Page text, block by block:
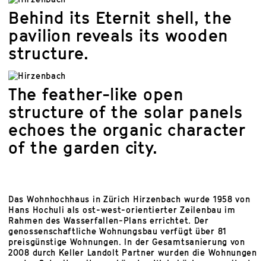
Behind its Eternit shell, the
pavilion reveals its wooden
structure.
The feather-like open
structure of the solar panels
echoes the organic character
of the garden city.
Das Wohnhochhaus in Zürich Hirzenbach wurde 1958 von
Hans Hochuli als ost-west-orientierter Zeilenbau im
Rahmen des Wasserfallen-Plans errichtet. Der
genossenschaftliche Wohnungsbau verfügt über 81
preisgünstige Wohnungen. In der Gesamtsanierung von
2008 durch Keller Landolt Partner wurden die Wohnungen